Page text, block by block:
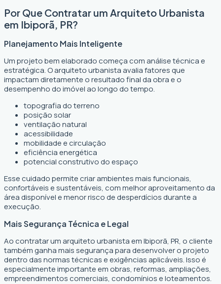
Por Que Contratar um Arquiteto Urbanista
em Ibiporã, PR?
Planejamento Mais Inteligente
Um projeto bem elaborado começa com análise técnica e
estratégica. O arquiteto urbanista avalia fatores que
impactam diretamente o resultado final da obra e o
desempenho do imóvel ao longo do tempo.
topografia do terreno
posição solar
ventilação natural
acessibilidade
mobilidade e circulação
eficiência energética
potencial construtivo do espaço
Esse cuidado permite criar ambientes mais funcionais,
confortáveis e sustentáveis, com melhor aproveitamento da
área disponível e menor risco de desperdícios durante a
execução.
Mais Segurança Técnica e Legal
Ao contratar um arquiteto urbanista em Ibiporã, PR, o cliente
também ganha mais segurança para desenvolver o projeto
dentro das normas técnicas e exigências aplicáveis. Isso é
especialmente importante em obras, reformas, ampliações,
empreendimentos comerciais, condomínios e loteamentos.